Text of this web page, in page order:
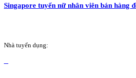
Singapore tuyển nữ nhân viên bán hàng
Nhà tuyển dụng: